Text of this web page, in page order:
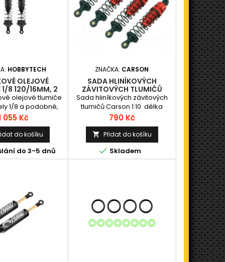
HOBBYTECH
OLEJOVÉ
1/8 120/16MM, 2
KS.
olejové tlumiče
1/8 a podobné,
mezi čepy je
průměr pístku je
obsahuje: tři páry
střední a tvrdé;
upevňovací…
055 Kč
do košíku
do 3-5 dnů
ZNAČKA: CARSON
SADA HLINÍKOVÝCH
ZÁVITOVÝCH TLUMIČŮ
CARSON 1:10 TRUGGY
Sada hliníkových závitových
tlumičů Carson 1:10 délka
95mm
Cena
790 Kč
 Přidat do košíku
 Skladem